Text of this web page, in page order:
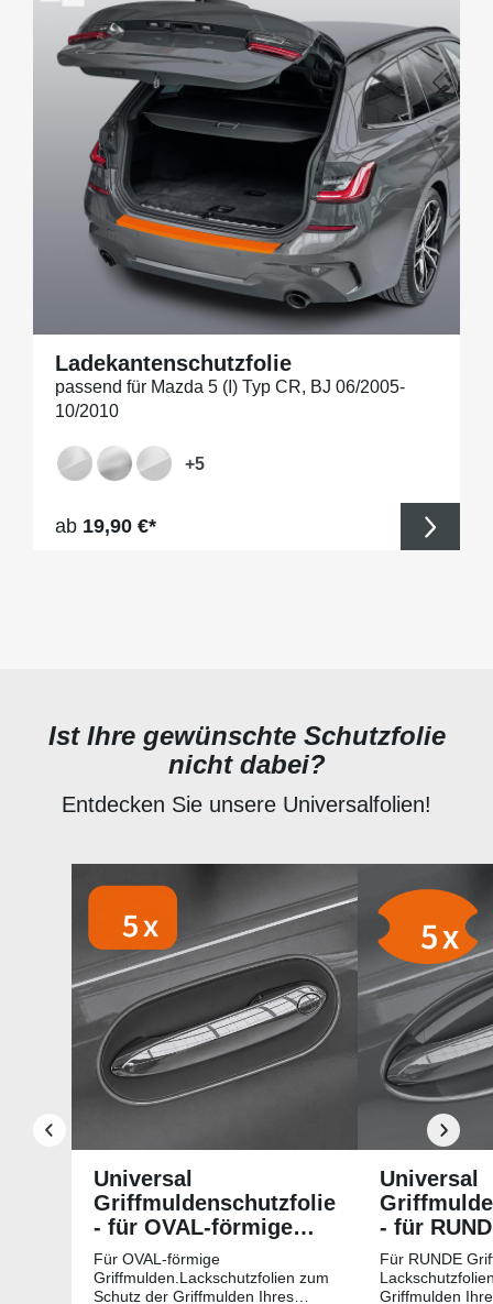
Ladekantenschutzfolie
passend für Mazda 5 (I) Typ CR, BJ 06/2005-
10/2010
+5
Regulärer Preis:
ab 19,90 €*
Ist Ihre gewünschte Schutzfolie
nicht dabei?
Entdecken Sie unsere Universalfolien!
Universal
Griffmuldenschutzfolie
- für OVAL-förmige
Griffmulden
Für OVAL-förmige
Griffmulden.Lackschutzfolien zum
Schutz der Griffmulden Ihres
Universal
- für
Für RUNDE
Griffmulden